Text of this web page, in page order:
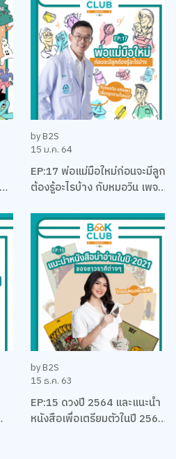
by B2S
15 ม.ค. 64
EP:17 พ่อแม่มือใหม่ก่อนจะมีลูก
ต้องรู้อะไรบ้าง กับหมอวิน เพจ
by B2S
15 ธ.ค. 63
EP:15 ดวงปี 2564 และแนะนำ
หนังสือเพื่อเตรียมตัวในปี 2564